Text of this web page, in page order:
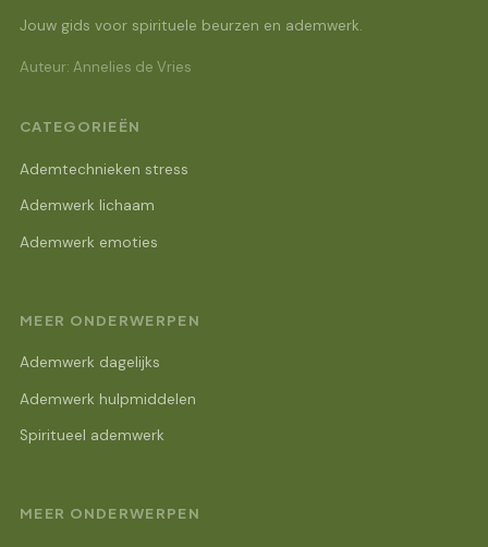
Jouw gids voor spirituele beurzen en ademwerk.
Auteur: Annelies de Vries
CATEGORIEËN
Ademtechnieken stress
Ademwerk lichaam
Ademwerk emoties
MEER ONDERWERPEN
Ademwerk dagelijks
Ademwerk hulpmiddelen
Spiritueel ademwerk
MEER ONDERWERPEN